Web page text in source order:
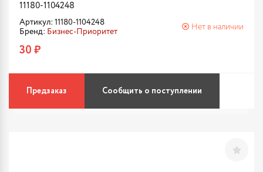
11180-1104248
Артикул: 11180-1104248
Бренд: Бизнес-Приоритет
Нет в наличии
30 ₽
Предзаказ Сообщить о поступлении